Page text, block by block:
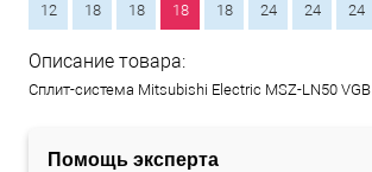
12 18 18 18 18 24 24 24
Описание товара:
Сплит-система Mitsubishi Electric MSZ-LN50 VGB
Помощь эксперта